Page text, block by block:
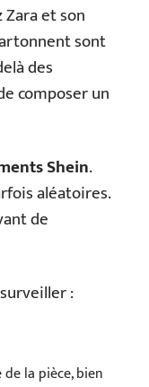
et son
sont
des
composer un
Shein.
aléatoires.
de
:
la pièce, bien